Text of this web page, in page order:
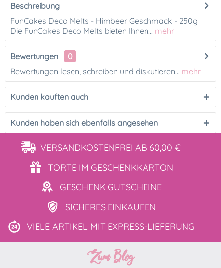
Beschreibung
FunCakes Deco Melts - Himbeer Geschmack - 250g
Die FunCakes Deco Melts bieten Ihnen... mehr
Bewertungen
0
Bewertungen lesen, schreiben und diskutieren... mehr
Kunden kauften auch
Kunden haben sich ebenfalls angesehen
VERSANDKOSTENFREI AB 60,00 €
TORTE IM GESCHENKKARTON
GESCHENK GUTSCHEINE
SICHERES EINKAUFEN
VIELE ARTIKEL MIT EXPRESS-LIEFERUNG
Zum Blog